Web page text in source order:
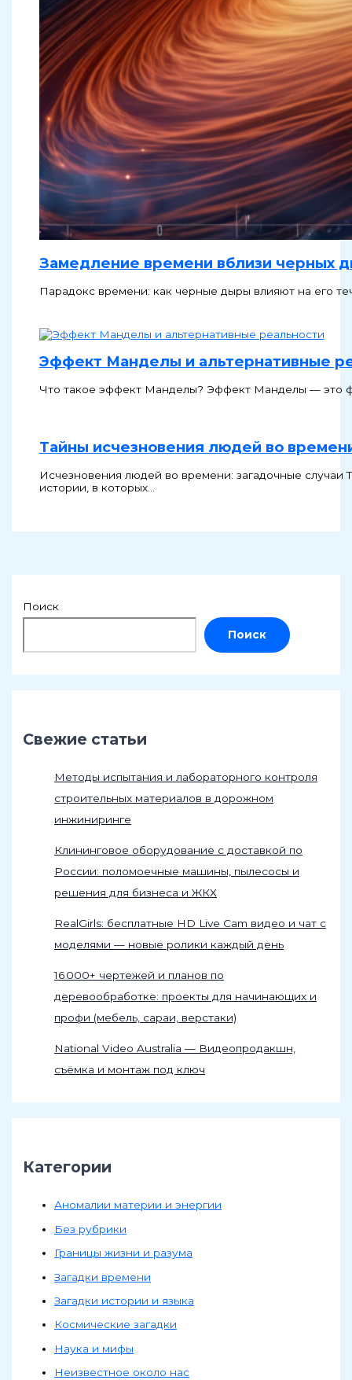
Замедление времени вблизи черных
Парадокс времени: как черные дыры влияют на его
Эффект Манделы и альтернативные
Что такое эффект Манделы? Эффект Манделы — это
Тайны исчезновения людей во
Исчезновения людей во времени: загадочные случаи
истории, в которых…
Поиск
Поиск
Свежие статьи
Методы испытания и лабораторного контроля
строительных материалов в дорожном
инжиниринге
Клининговое оборудование с доставкой по
России: поломоечные машины, пылесосы и
решения для бизнеса и ЖКХ
RealGirls: бесплатные HD Live Cam видео и чат с
моделями — новые ролики каждый день
16 000+ чертежей и планов по
деревообработке: проекты для начинающих и
профи (мебель, сараи, верстаки)
National Video Australia — Видеопродакшн,
съёмка и монтаж под ключ
Категории
Аномалии материи и энергии
Без рубрики
Границы жизни и разума
Загадки времени
Загадки истории и языка
Космические загадки
Наука и мифы
Неизвестное около нас